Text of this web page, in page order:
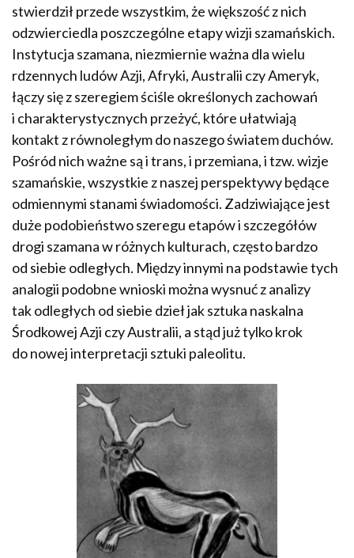
stwierdził przede wszystkim, że większość z nich
odzwierciedla poszczególne etapy wizji szamańskich.
Instytucja szamana, niezmiernie ważna dla wielu
rdzennych ludów Azji, Afryki, Australii czy Ameryk,
łączy się z szeregiem ściśle określonych zachowań
i charakterystycznych przeżyć, które ułatwiają
kontakt z równoległym do naszego światem duchów.
Pośród nich ważne są i trans, i przemiana, i tzw. wizje
szamańskie, wszystkie z naszej perspektywy będące
odmiennymi stanami świadomości. Zadziwiające jest
duże podobieństwo szeregu etapów i szczegółów
drogi szamana w różnych kulturach, często bardzo
od siebie odległych. Między innymi na podstawie tych
analogii podobne wnioski można wysnuć z analizy
tak odległych od siebie dzieł jak sztuka naskalna
Środkowej Azji czy Australii, a stąd już tylko krok
do nowej interpretacji sztuki paleolitu.